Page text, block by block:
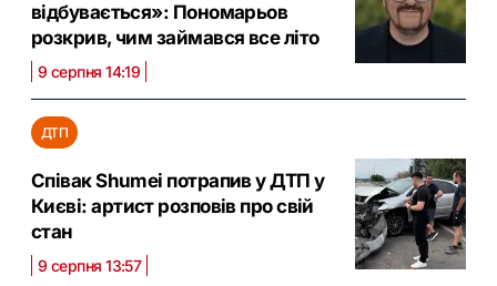
відбувається»: Пономарьов
розкрив, чим займався все літо
9 серпня 14:19
ДТП
Співак Shumei потрапив у ДТП у
Києві: артист розповів про свій
стан
9 серпня 13:57